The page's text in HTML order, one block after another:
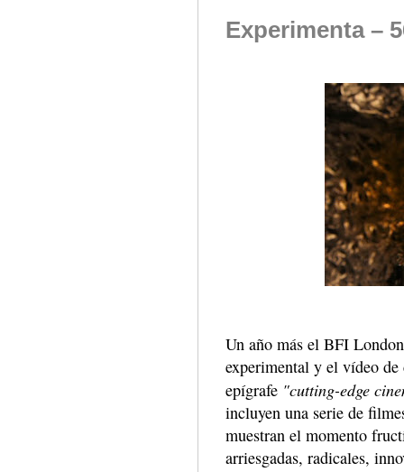
Experimenta –
Un año más el BFI
experimental y el vídeo
epígrafe "cutting-edge
incluyen una serie de
muestran el momento
arriesgadas, radicales,